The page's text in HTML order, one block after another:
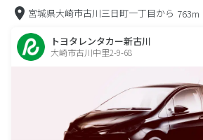
宮城県大崎市古川三日町一丁目から 763m
トヨタレンタカー新古川
大崎市古川中里2-9-68